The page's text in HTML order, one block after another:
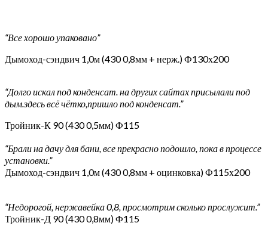
“Все хорошо упаковано”
Дымоход-сэндвич 1,0м (430 0,8мм + нерж.) Ф130х200
“Долго искал под конденсат. на других сайтах присылали под
дым.здесь всё чётко,пришло под конденсат.”
Тройник-К 90 (430 0,5мм) Ф115
“Брали на дачу для бани, все прекрасно подошло, пока в процессе
установки.”
Дымоход-сэндвич 1,0м (430 0,8мм + оцинковка) Ф115х200
“Недорогой, нержавейка 0,8, просмотрим сколько прослужит.”
Тройник-Д 90 (430 0,8мм) Ф115